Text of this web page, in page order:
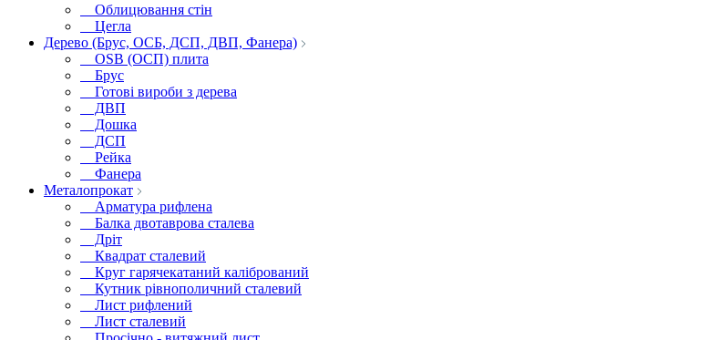
Облицювання стін
Цегла
Дерево (Брус, ОСБ, ДСП, ДВП, Фанера)
OSB (ОСП) плита
Брус
Готові вироби з дерева
ДВП
Дошка
ДСП
Рейка
Фанера
Металопрокат
Арматура рифлена
Балка двотаврова сталева
Дріт
Квадрат сталевий
Круг гарячекатаний калібрований
Кутник рівнополичний сталевий
Лист рифлений
Лист сталевий